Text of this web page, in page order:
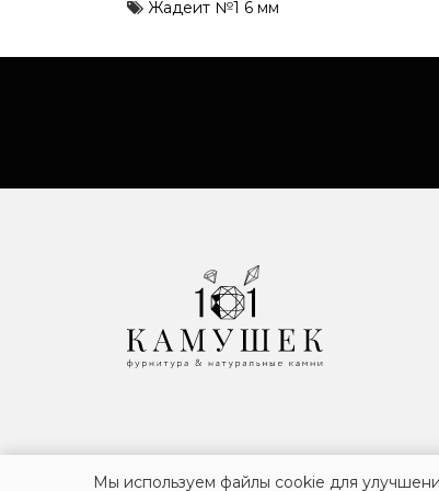
Жадеит №1 6 мм
Мы используем файлы cookie для